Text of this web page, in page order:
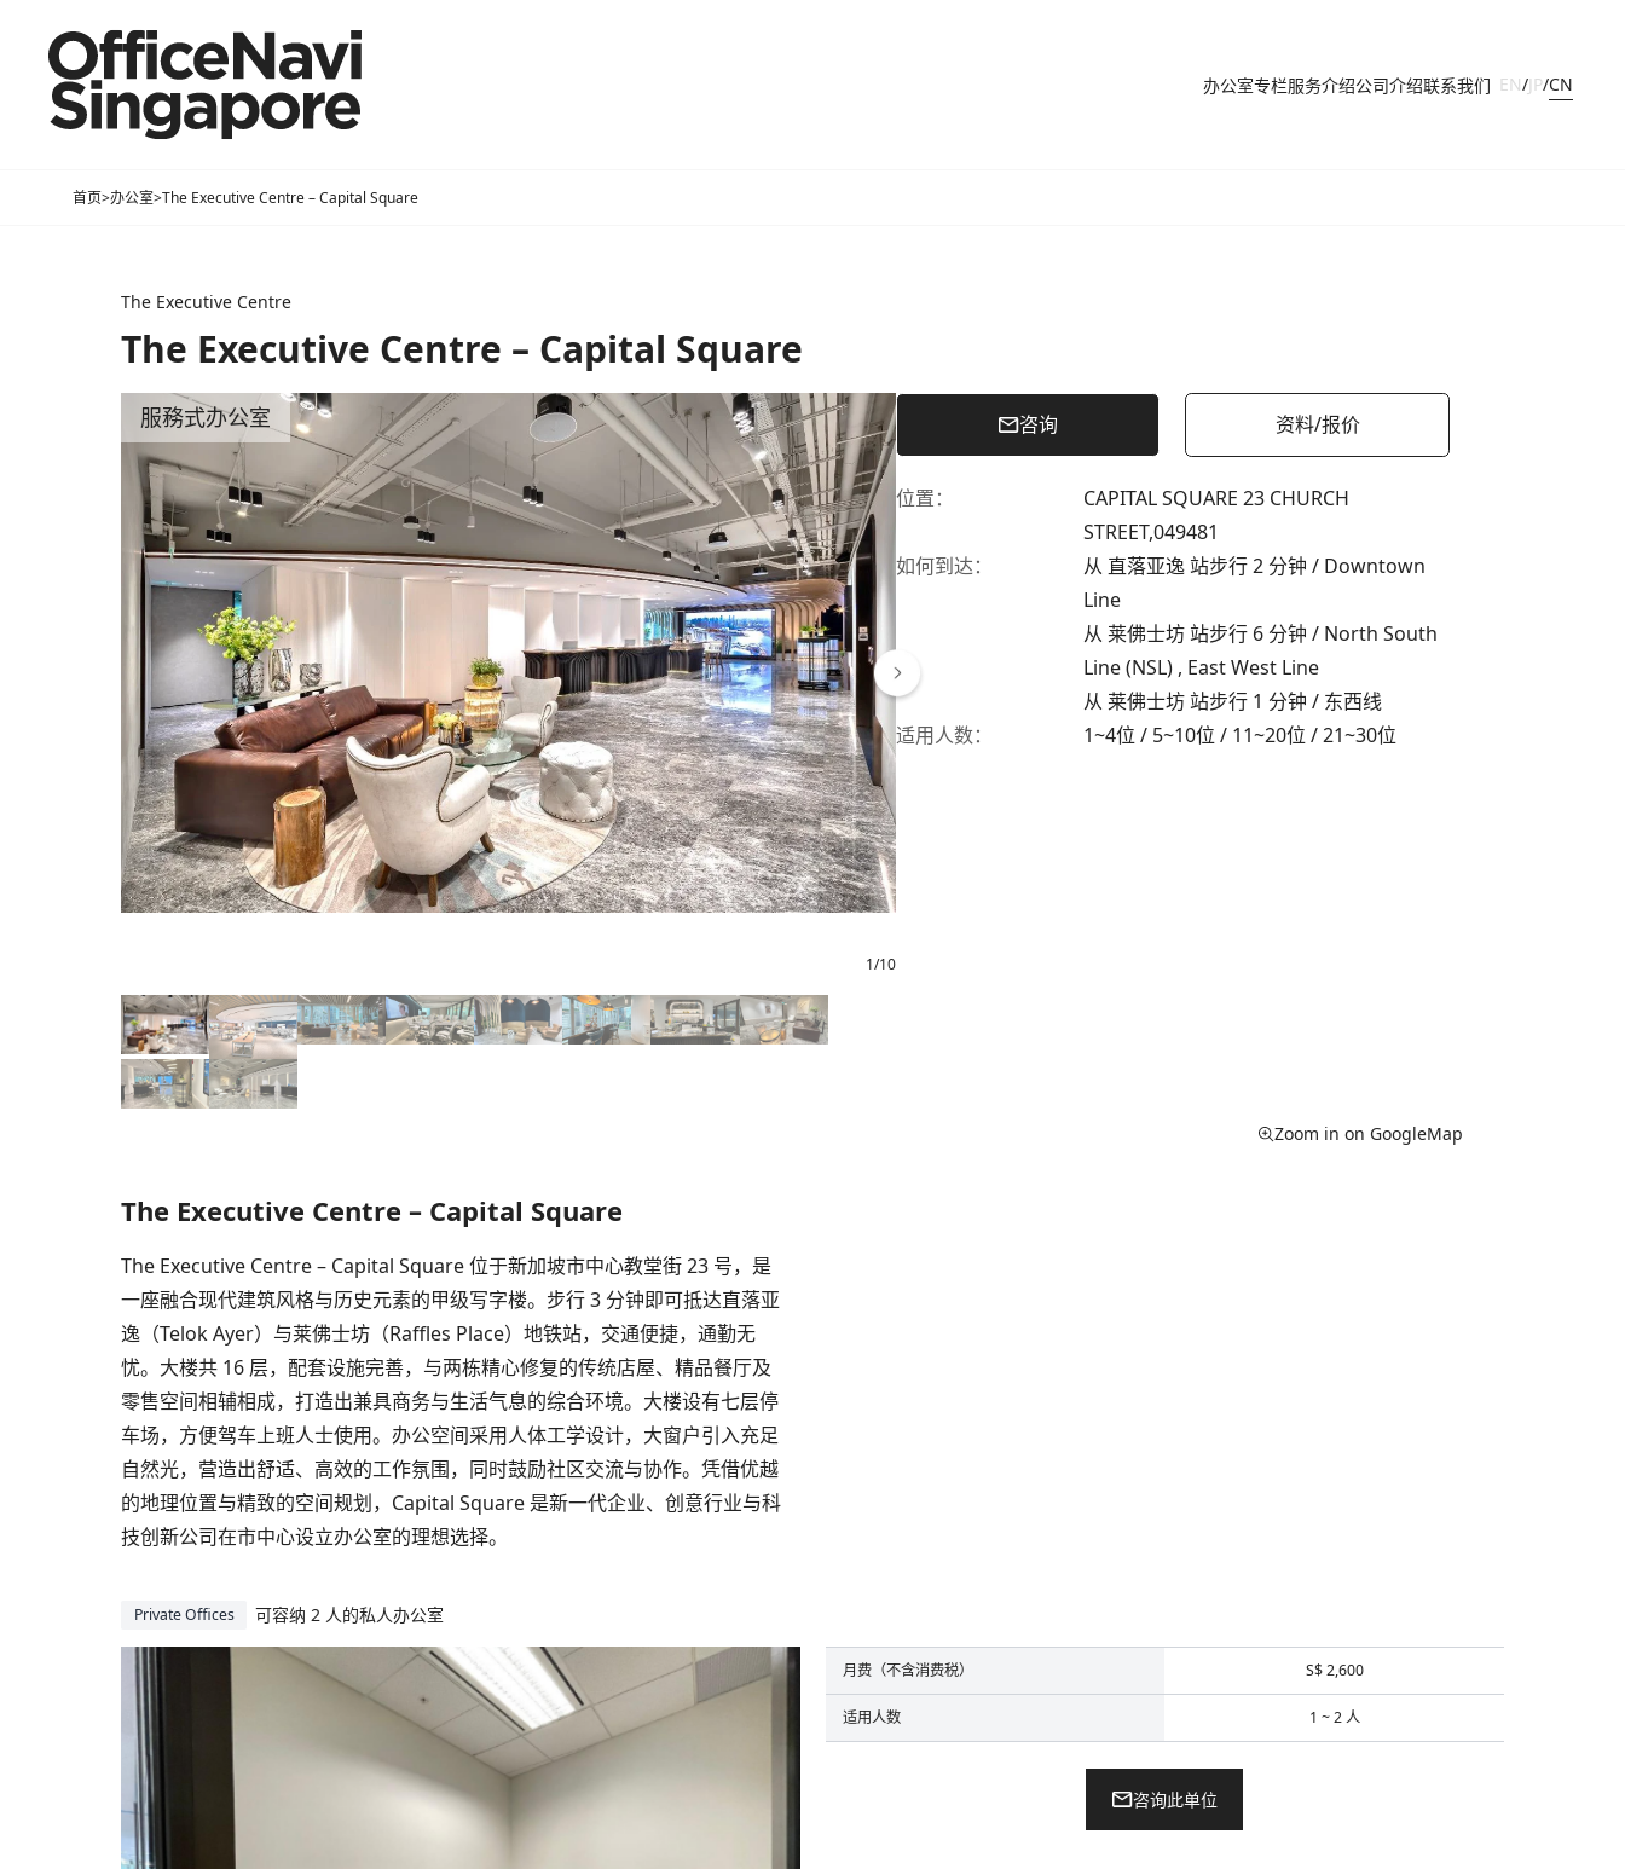
办公室专栏服务介绍公司介绍联系我们 EN/JP/CN
首页>办公室>The Executive Centre – Capital Square
The Executive Centre
The Executive Centre – Capital Square
服務式办公室
1/10
咨询 资料/报价
位置：
CAPITAL SQUARE 23 CHURCH
STREET,049481
如何到达：
从 直落亚逸 站步行 2 分钟 / Downtown
Line
从 莱佛士坊 站步行 6 分钟 / North South
Line (NSL) , East West Line
从 莱佛士坊 站步行 1 分钟 / 东西线
适用人数：
1~4位 / 5~10位 / 11~20位 /21~30位
Zoom in on GoogleMap
The Executive Centre – Capital Square
The Executive Centre – Capital Square 位于新加坡市中心教堂街 23 号，是
一座融合现代建筑风格与历史元素的甲级写字楼。步行 3 分钟即可抵达直落亚
逸（Telok Ayer）与莱佛士坊（Raffles Place）地铁站，交通便捷，通勤无
忧。大楼共 16 层，配套设施完善，与两栋精心修复的传统店屋、精品餐厅及
零售空间相辅相成，打造出兼具商务与生活气息的综合环境。大楼设有七层停
车场，方便驾车上班人士使用。办公空间采用人体工学设计，大窗户引入充足
自然光，营造出舒适、高效的工作氛围，同时鼓励社区交流与协作。凭借优越
的地理位置与精致的空间规划，Capital Square 是新一代企业、创意行业与科
技创新公司在市中心设立办公室的理想选择。
Private Offices 可容纳 2 人的私人办公室
月费（不含消费税） S$ 2,600
适用人数 1 ~ 2 人
咨询此单位